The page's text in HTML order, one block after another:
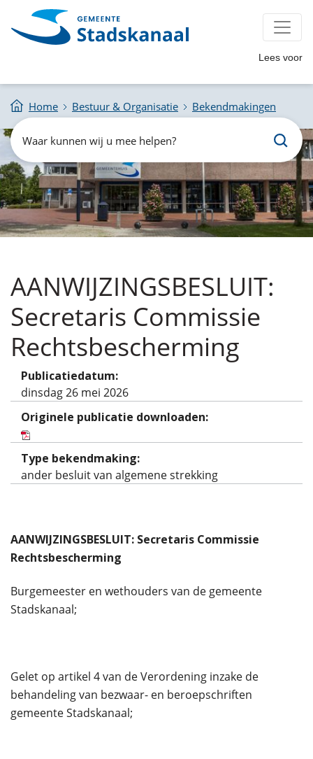
Lees voor
Home Bestuur & Organisatie Bekendmakingen
Zoeken
Waar
kunnen
wij
u
mee
helpen?
AANWIJZINGSBESLUIT:
Secretaris Commissie
Rechtsbescherming
Publicatiedatum:
dinsdag 26 mei 2026
Originele publicatie downloaden:
Type bekendmaking:
ander besluit van algemene strekking
AANWIJZINGSBESLUIT: Secretaris Commissie
Rechtsbescherming
Burgemeester en wethouders van de gemeente
Stadskanaal;
Gelet op artikel 4 van de Verordening inzake de
behandeling van bezwaar- en beroepschriften
gemeente Stadskanaal;